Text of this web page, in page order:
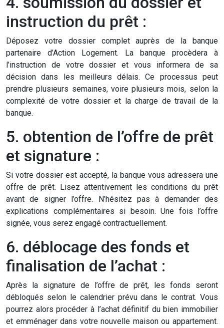
instruction du prêt :
Déposez votre dossier complet auprès de la banque
partenaire d’Action Logement. La banque procèdera à
l’instruction de votre dossier et vous informera de sa
décision dans les meilleurs délais. Ce processus peut
prendre plusieurs semaines, voire plusieurs mois, selon la
complexité de votre dossier et la charge de travail de la
banque.
5. obtention de l’offre de prêt
et signature :
Si votre dossier est accepté, la banque vous adressera une
offre de prêt. Lisez attentivement les conditions du prêt
avant de signer l’offre. N’hésitez pas à demander des
explications complémentaires si besoin. Une fois l’offre
signée, vous serez engagé contractuellement.
6. déblocage des fonds et
finalisation de l’achat :
Après la signature de l’offre de prêt, les fonds seront
débloqués selon le calendrier prévu dans le contrat. Vous
pourrez alors procéder à l’achat définitif du bien immobilier
et emménager dans votre nouvelle maison ou appartement.